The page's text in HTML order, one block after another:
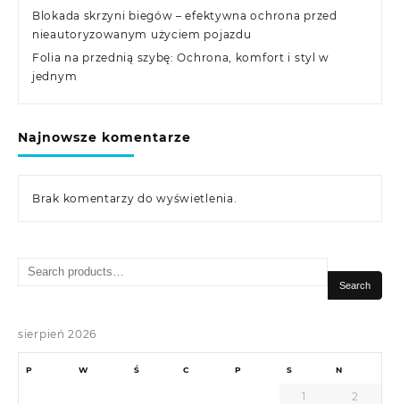
Blokada skrzyni biegów – efektywna ochrona przed
nieautoryzowanym użyciem pojazdu
Folia na przednią szybę: Ochrona, komfort i styl w
jednym
Najnowsze komentarze
Brak komentarzy do wyświetlenia.
Search
Search
sierpień 2026
P W Ś C P S N
1 2